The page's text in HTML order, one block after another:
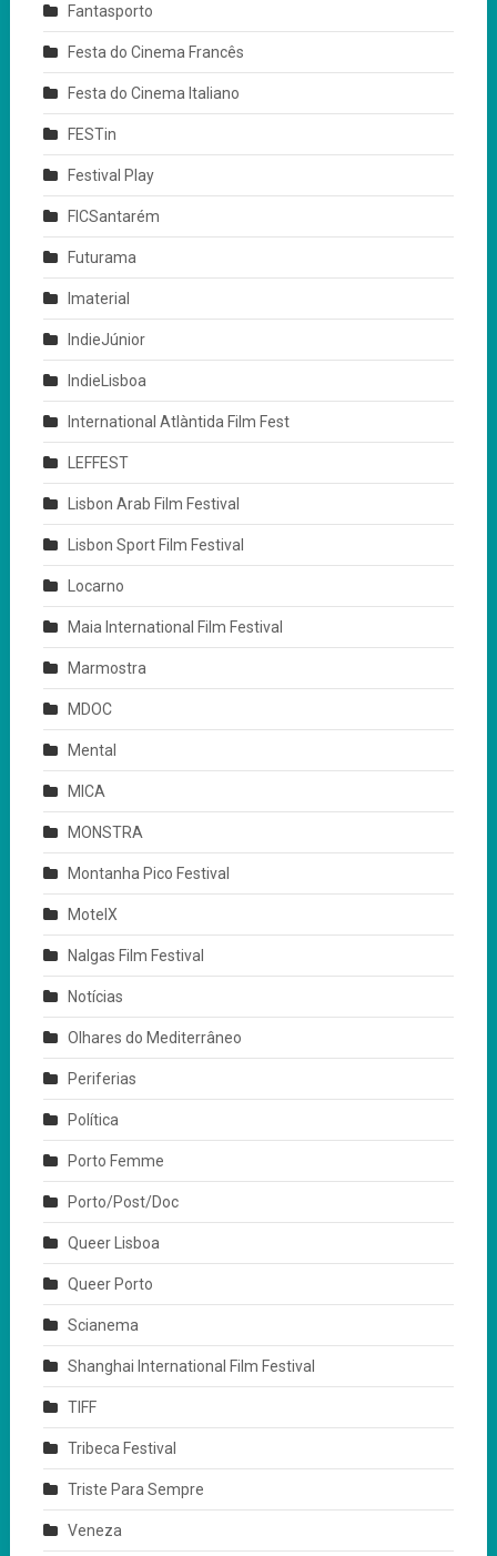
Fantasporto
Festa do Cinema Francês
Festa do Cinema Italiano
FESTin
Festival Play
FICSantarém
Futurama
Imaterial
IndieJúnior
IndieLisboa
International Atlàntida Film Fest
LEFFEST
Lisbon Arab Film Festival
Lisbon Sport Film Festival
Locarno
Maia International Film Festival
Marmostra
MDOC
Mental
MICA
MONSTRA
Montanha Pico Festival
MotelX
Nalgas Film Festival
Notícias
Olhares do Mediterrâneo
Periferias
Política
Porto Femme
Porto/Post/Doc
Queer Lisboa
Queer Porto
Scianema
Shanghai International Film Festival
TIFF
Tribeca Festival
Triste Para Sempre
Veneza